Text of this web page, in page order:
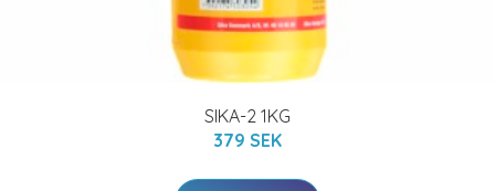
SIKA-2 1KG
379 SEK